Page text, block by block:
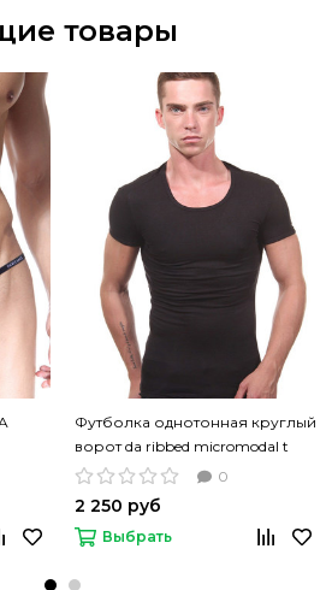
товары
Футболка однотонная круглый
ворот da ribbed micromodal t
shirt черный цвет
0
2 250 руб
Выбрать